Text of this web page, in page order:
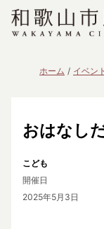
ホーム イベン
おはなし
こども
開催日
2025年5月3日